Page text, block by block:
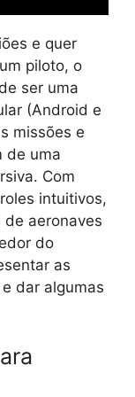
e quer
piloto, o
ser uma
(Android e
missões e
de uma
Com
intuitivos,
aeronaves
do
as
dar algumas